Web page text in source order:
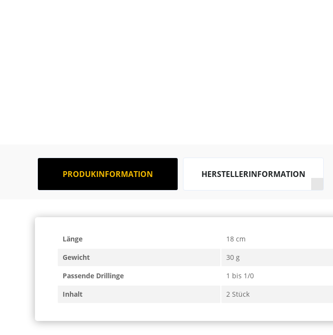
Länge
18 cm
Gewicht
30 g
Passende Drillinge
1 bis 1/0
Inhalt
2 Stück
PRODUKINFORMATION HERSTELLERINFORMATION